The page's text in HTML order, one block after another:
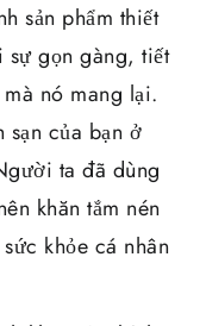
sản phẩm thiết
sự gọn gàng, tiết
nó mang lại.
sạn của bạn ở
ta đã dùng
khăn tắm nén
khỏe cá nhân